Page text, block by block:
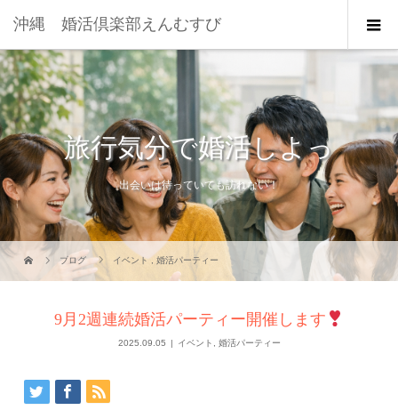
沖縄 婚活倶楽部えんむすび
旅行気分で婚活しよっ
出会いは待っていても訪れない！
ブログ イベント ,婚活パーティー
9月2週連続婚活パーティー開催します
2025.09.05 イベント 婚活パーティー